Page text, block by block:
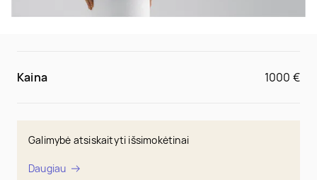
Kaina 1000 €
Galimybė atsiskaityti išsimokėtinai
Daugiau